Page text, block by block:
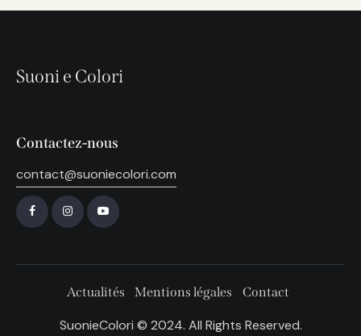
Suoni e Colori
Contactez-nous
contact@suoniecolori.com
Actualités Mentions légales Contact
SuonieColori © 2024. All Rights Reserved.